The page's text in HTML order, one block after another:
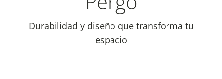
Durabilidad y diseño que transforma tu
espacio